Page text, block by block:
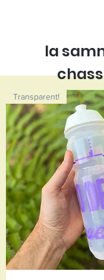
Transparent!
la